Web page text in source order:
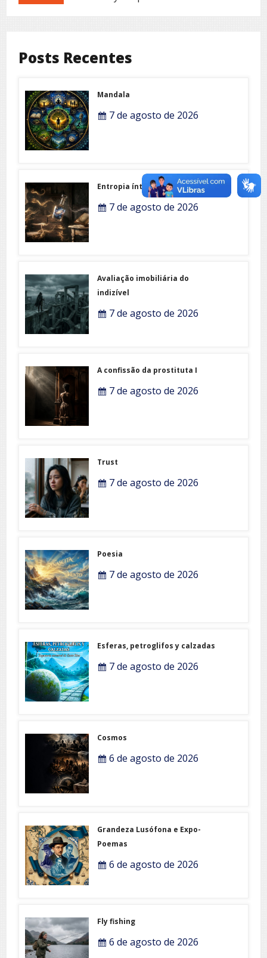
Posts Recentes
Mandala
7 de agosto de 2026
Entropia íntima
7 de agosto de 2026
Avaliação imobiliária do
indizível
7 de agosto de 2026
A confissão da prostituta I
7 de agosto de 2026
Trust
7 de agosto de 2026
Poesia
7 de agosto de 2026
Esferas, petroglifos y calzadas
7 de agosto de 2026
Cosmos
6 de agosto de 2026
Grandeza Lusófona e Expo-
Poemas
6 de agosto de 2026
Fly fishing
6 de agosto de 2026